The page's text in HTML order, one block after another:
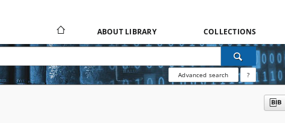
ABOUT LIBRARY COLLECTIONS
Advanced search ?